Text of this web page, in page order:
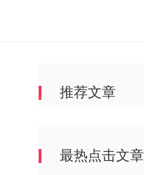
推荐文章
最热点击文章